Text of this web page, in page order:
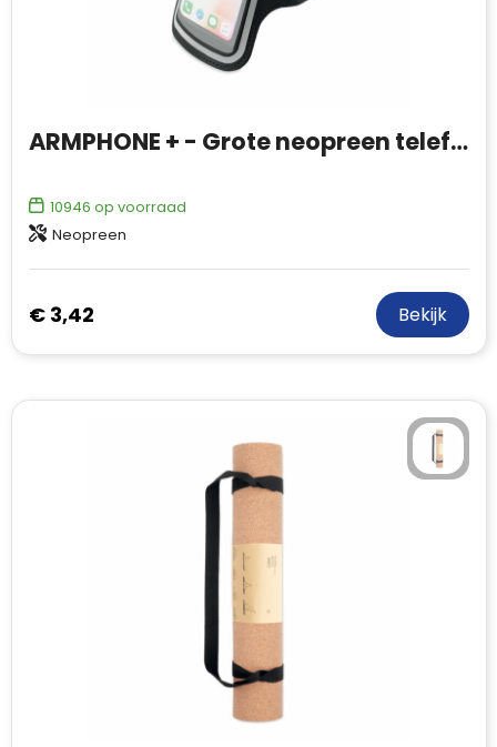
ARMPHONE + - Grote neopreen telefoonhoes
10946 op voorraad
Neopreen
€ 3,42 Bekijk